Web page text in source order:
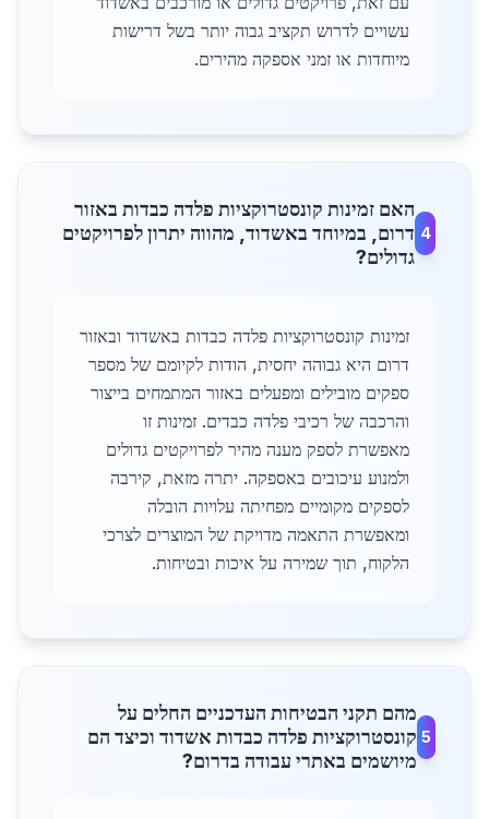
עשויים לדרוש תקציב גבוה יותר בשל דרישות
מיוחדות או זמני אספקה מהירים.
4
האם זמינות קונסטרוקציות פלדה כבדות באזור
דרום, במיוחד באשדוד, מהווה יתרון לפרויקטים
גדולים?
זמינות קונסטרוקציות פלדה כבדות באשדוד ובאזור
דרום היא גבוהה יחסית, הודות לקיומם של מספר
ספקים מובילים ומפעלים באזור המתמחים בייצור
והרכבה של רכיבי פלדה כבדים. זמינות זו
מאפשרת לספק מענה מהיר לפרויקטים גדולים
ולמנוע עיכובים באספקה. יתרה מזאת, קירבה
לספקים מקומיים מפחיתה עלויות הובלה
ומאפשרת התאמה מדויקת של המוצרים לצרכי
הלקוח, תוך שמירה על איכות ובטיחות.
5
מהם תקני הבטיחות העדכניים החלים על
קונסטרוקציות פלדה כבדות אשדוד וכיצד הם
מיושמים באתרי עבודה בדרום?